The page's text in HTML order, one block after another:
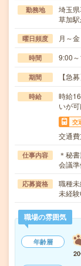
勤務地
埼玉
草加
曜日頻度 月～
時間 9:00
期間 【急
時給
時給
いが
交
交通費
仕事内容
＊秘
会議
応募資格
職種
未経
職場の雰囲気
年齢層